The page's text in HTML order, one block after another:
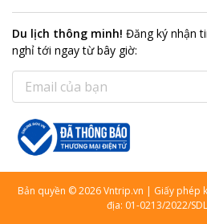
Du lịch thông minh! Đăng ký nhận
nghỉ tới ngay từ bây giờ:
Bản quyền ©2026Vntrip.vn | Giấy phép
địa: 01-0213/2022/